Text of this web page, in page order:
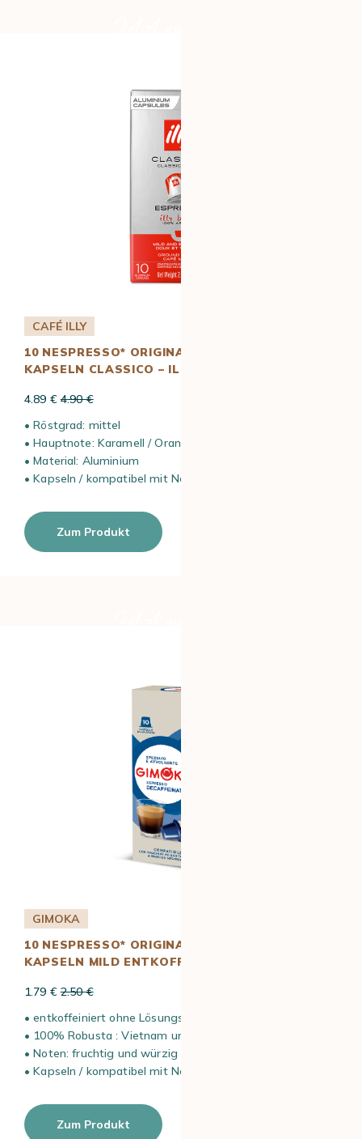
CAFÉ ILLY
10 NESPRESSO* ORIGINAL KOMPATIBLE
KAPSELN CLASSICO – ILLY
4.89 € 4.90 €
• Röstgrad: mittel
• Hauptnote: Karamell / Orangenblüte and Jasminblüte
• Material: Aluminium
• Kapseln / kompatibel mit Nespresso* Original Maschinen
Zum Produkt
GIMOKA
10 NESPRESSO* ORIGINAL KOMPATIBLE
KAPSELN MILD ENTKOFFEINIERT– GIMOKA
1.79 € 2.50 €
• entkoffeiniert ohne Lösungsmittel
• 100% Robusta : Vietnam und Uganda
• Noten: fruchtig und würzig
• Kapseln / kompatibel mit Nespresso* Original Maschinen
Zum Produkt